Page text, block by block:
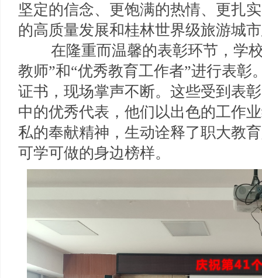
坚定的信念、更饱满的热情、更扎
的高质量发展和桂林世界级旅游城
在隆重而温馨的表彰环节，学校
教师”和“优秀教育工作者”进行表彰
证书，现场掌声不断。这些受到表
中的优秀代表，他们以出色的工作
私的奉献精神，生动诠释了职大教
可学可做的身边榜样。